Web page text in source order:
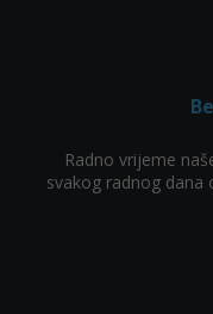
Radno vrijeme
svakog radnog dana